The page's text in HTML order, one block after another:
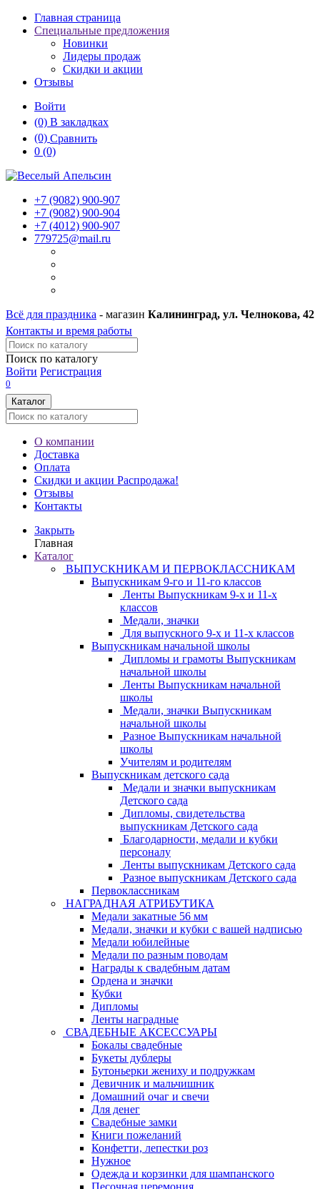
Главная страница
Специальные предложения
Новинки
Лидеры продаж
Скидки и акции
Отзывы
Войти
(0) В закладках
(0) Сравнить
0 (0)
+7 (9082) 900-907
+7 (9082) 900-904
+7 (4012) 900-907
779725@mail.ru
Всё для праздника - магазин Калининград, ул. Челнокова, 42
Контакты и время работы
Поиск по каталогу
Войти Регистрация
0
Каталог
О компании
Доставка
Оплата
Скидки и акции Распродажа!
Отзывы
Контакты
Закрыть
Главная
Каталог
ВЫПУСКНИКАМ И ПЕРВОКЛАССНИКАМ
Выпускникам 9-го и 11-го классов
Ленты Выпускникам 9-х и 11-х
классов
Медали, значки
Для выпускного 9-х и 11-х классов
Выпускникам начальной школы
Дипломы и грамоты Выпускникам
начальной школы
Ленты Выпускникам начальной
школы
Медали, значки Выпускникам
начальной школы
Разное Выпускникам начальной
школы
Учителям и родителям
Выпускникам детского сада
Медали и значки выпускникам
Детского сада
Дипломы, свидетельства
выпускникам Детского сада
Благодарности, медали и кубки
персоналу
Ленты выпускникам Детского сада
Разное выпускникам Детского сада
Первоклассникам
НАГРАДНАЯ АТРИБУТИКА
Медали закатные 56 мм
Медали, значки и кубки с вашей надписью
Медали юбилейные
Медали по разным поводам
Награды к свадебным датам
Ордена и значки
Кубки
Дипломы
Ленты наградные
СВАДЕБНЫЕ АКСЕССУАРЫ
Бокалы свадебные
Букеты дублеры
Бутоньерки жениху и подружкам
Девичник и мальчишник
Домашний очаг и свечи
Для денег
Свадебные замки
Книги пожеланий
Конфетти, лепестки роз
Нужное
Одежда и корзинки для шампанского
Песочная церемония